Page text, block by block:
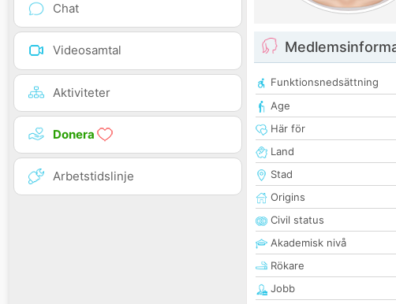
Chat
Videosamtal
Aktiviteter
Donera
Arbetstidslinje
Funktionsnedsättning
Age
Här för
Land
Stad
Origins
Civil status
Akademisk nivå
Rökare
Jobb